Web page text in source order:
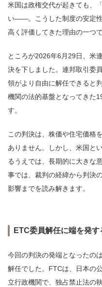
米国は政権交代が起きても、
い――。こうした制度の安定
高く評価してきた理由の一つで
ところが2026年6月29日、米
決を下しました。連邦取引委
領がより自由に解任できると
機関の法的基盤となってきた
す。
この判決は、株価や住宅価格
ありません。しかし、米国と
るうえでは、長期的に大きな
事では、裁判の経緯から判決
影響までを読み解きます。
ETC委員解任に端を発す
今回の判決の発端となったの
解任でした。FTCは、日本の
立行政機関で、独占禁止法の